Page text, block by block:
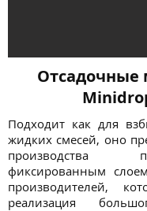
Подходит как для
жидких смесей, оно
фиксированным
производителей,
реализация